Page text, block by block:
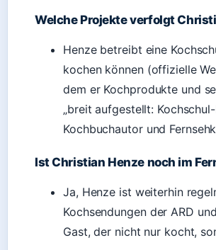
Welche Projekte verfolgt
Henze betreibt eine
kochen können (offizielle
dem er Kochprodukte und
„breit aufgestellt:
Kochbuchautor und
Ist Christian Henze noch im
Ja, Henze ist weiterhin
Kochsendungen der ARD
Gast, der nicht nur kocht,